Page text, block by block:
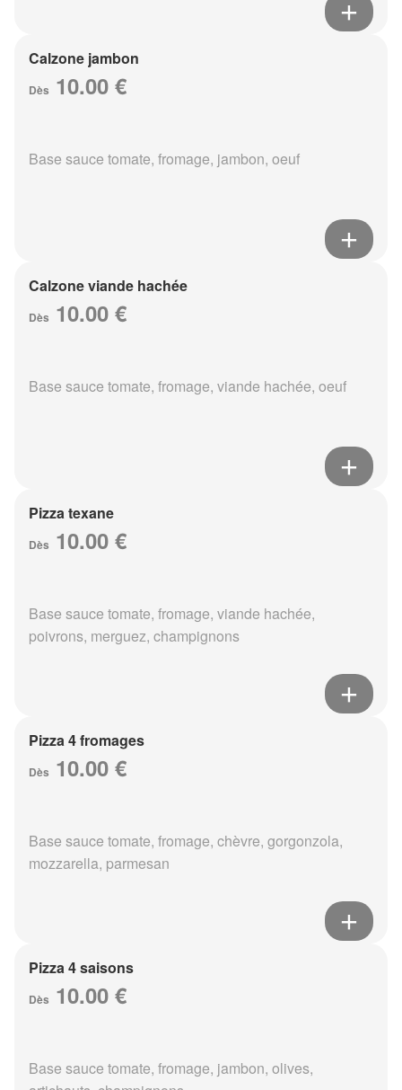
Calzone jambon
Dès 10.00 €
Base sauce tomate, fromage, jambon, oeuf
Calzone viande hachée
Dès 10.00 €
Base sauce tomate, fromage, viande hachée, oeuf
Pizza texane
Dès 10.00 €
Base sauce tomate, fromage, viande hachée,
poivrons, merguez, champignons
Pizza 4 fromages
Dès 10.00 €
Base sauce tomate, fromage, chèvre, gorgonzola,
mozzarella, parmesan
Pizza 4 saisons
Dès 10.00 €
Base sauce tomate, fromage, jambon, olives,